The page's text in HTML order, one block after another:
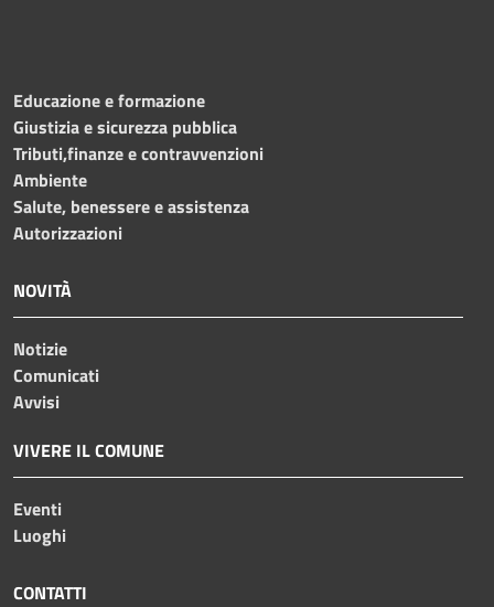
Educazione e formazione
Giustizia e sicurezza pubblica
Tributi,finanze e contravvenzioni
Ambiente
Salute, benessere e assistenza
Autorizzazioni
NOVITÀ
Notizie
Comunicati
Avvisi
VIVERE IL COMUNE
Eventi
Luoghi
CONTATTI